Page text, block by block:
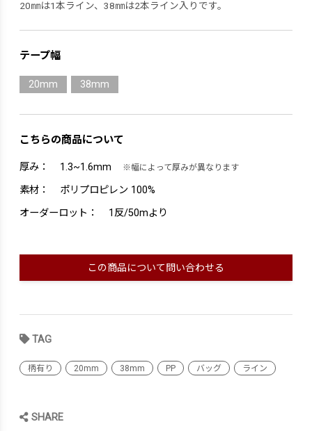
20㎜は1本ライン、38㎜は2本ライン入りです。
テープ幅
20mm 38mm
こちらの商品について
厚み： 1.3~1.6mm ※幅によって厚みが異なります
素材：
ポリプロピレン 100%
オーダーロット：
1反/50mより
この商品について問い合わせる
TAG
柄有り 20mm 38mm PP バッグ ライン
SHARE